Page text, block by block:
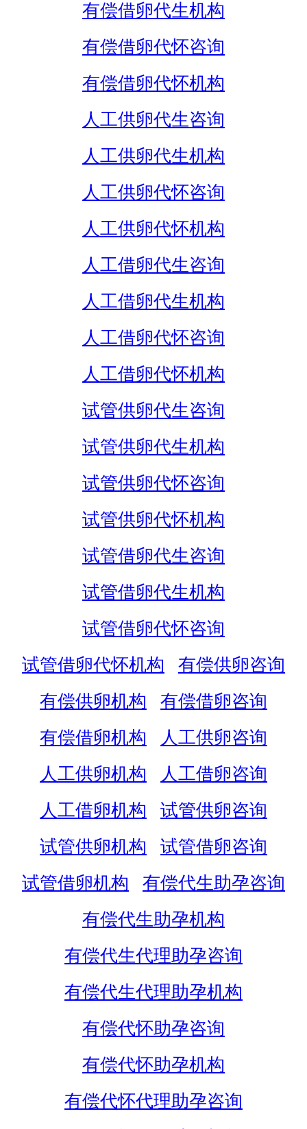
有偿借卵代生机构
有偿借卵代怀咨询
有偿借卵代怀机构
人工供卵代生咨询
人工供卵代生机构
人工供卵代怀咨询
人工供卵代怀机构
人工借卵代生咨询
人工借卵代生机构
人工借卵代怀咨询
人工借卵代怀机构
试管供卵代生咨询
试管供卵代生机构
试管供卵代怀咨询
试管供卵代怀机构
试管借卵代生咨询
试管借卵代生机构
试管借卵代怀咨询
试管借卵代怀机构
有偿供卵咨询
有偿供卵机构
有偿借卵咨询
有偿借卵机构
人工供卵咨询
人工供卵机构
人工借卵咨询
人工借卵机构
试管供卵咨询
试管供卵机构
试管借卵咨询
试管借卵机构
有偿代生助孕咨询
有偿代生助孕机构
有偿代生代理助孕咨询
有偿代生代理助孕机构
有偿代怀助孕咨询
有偿代怀助孕机构
有偿代怀代理助孕咨询